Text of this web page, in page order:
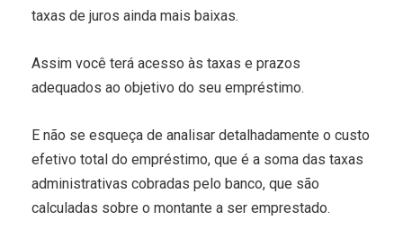
taxas de juros ainda mais baixas.
Assim você terá acesso às taxas e prazos
adequados ao objetivo do seu empréstimo.
E não se esqueça de analisar detalhadamente o custo
efetivo total do empréstimo, que é a soma das taxas
administrativas cobradas pelo banco, que são
calculadas sobre o montante a ser emprestado.